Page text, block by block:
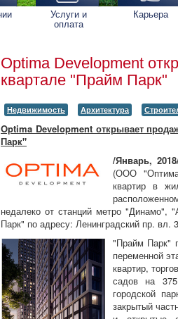
Услуги и
оплата
Карьера
Optima Development
квартале "Прайм Парк"
Недвижимость Архитектура
Optima Development открывает
Парк"
/Январь,
(ООО
квартир в
недалеко от станций метро
Парк" по адресу: Ленинградский пр. вл.
"Прайм Парк"
переменной
квартир,
садов на
городской
закрытый